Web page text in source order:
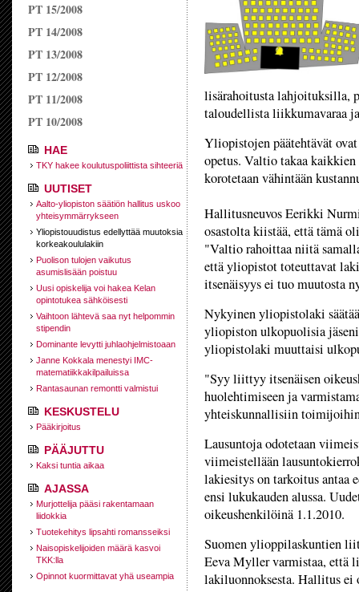
PT 15/2008
PT 14/2008
PT 13/2008
PT 12/2008
PT 11/2008
PT 10/2008
HAE
TKY hakee koulutuspoliittista sihteeriä
UUTISET
Aalto-yliopiston säätiön hallitus uskoo
yhteisymmärrykseen
Yliopistouudistus edellyttää muutoksia
korkeakoululakiin
Puolison tulojen vaikutus
asumislisään poistuu
Uusi opiskelija voi hakea Kelan
opintotukea sähköisesti
Vaihtoon lähtevä saa nyt helpommin
stipendin
Dominante levytti juhlaohjelmistoaan
Janne Kokkala menestyi IMC-
matematiikkakilpailuissa
Rantasaunan remontti valmistui
KESKUSTELU
Pääkirjoitus
PÄÄJUTTU
Kaksi tuntia aikaa
AJASSA
Murjottelija pääsi rakentamaan
liidokkia
Tuotekehitys lipsahti romansseiksi
Naisopiskelijoiden määrä kasvoi
TKK:lla
Opinnot kuormittavat yhä useampia
lisärahoitusta lahjoituksilla,
taloudellista liikkumavaraa
Yliopistojen päätehtävät
opetus. Valtio takaa
korotetaan vähintään
Hallitusneuvos Eerikki
osastolta kiistää, että tämä
"Valtio rahoittaa niitä
että yliopistot toteuttavat
itsenäisyys ei tuo muutosta
Nykyinen yliopistolaki
yliopiston ulkopuolisia
yliopistolaki muuttaisi
"Syy liittyy itsenäisen
huolehtimiseen ja
yhteiskunnallisiin
Lausuntoja odotetaan
viimeistellään
lakiesitys on tarkoitus antaa
ensi lukukauden alussa.
oikeushenkilöinä 1.1.2010.
Suomen ylioppilaskuntien
Eeva Myller varmistaa, että
lakiluonnoksesta. Hallitus ei